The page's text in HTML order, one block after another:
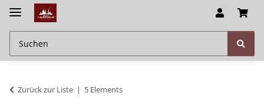
Zurück zur Liste 5 Elements